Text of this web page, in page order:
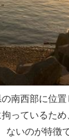
南西部に位
っているた
ないのが特徴